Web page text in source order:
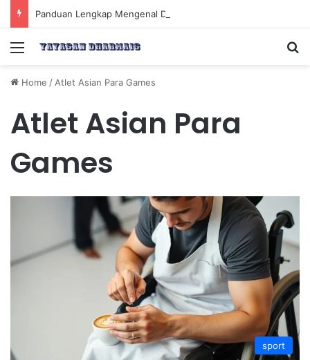
Menu
Home / Atlet Asian Para Games
Atlet Asian Para
Games
sport